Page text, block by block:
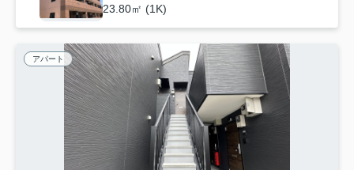
23.80㎡ (1K)
アパート